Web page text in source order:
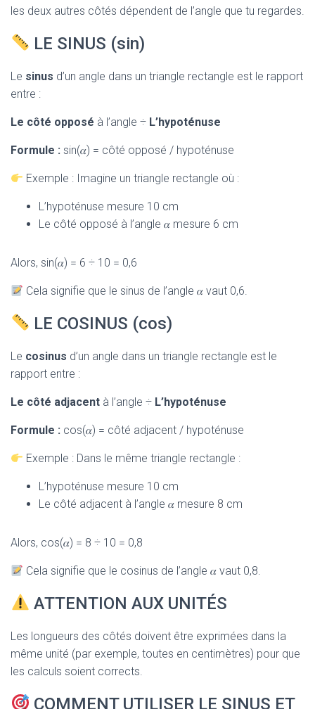
les deux autres côtés dépendent de l’angle que tu regardes.
LE SINUS (sin)
Le sinus d’un angle dans un triangle rectangle est le rapport
entre :
Le côté opposé à l’angle ÷ L’hypoténuse
Formule : sin(𝛼) = côté opposé / hypoténuse
Exemple : Imagine un triangle rectangle où :
L’hypoténuse mesure 10 cm
Le côté opposé à l’angle 𝛼 mesure 6 cm
Alors, sin(𝛼) = 6 ÷ 10 = 0,6
Cela signifie que le sinus de l’angle 𝛼 vaut 0,6.
LE COSINUS (cos)
Le cosinus d’un angle dans un triangle rectangle est le
rapport entre :
Le côté adjacent à l’angle ÷ L’hypoténuse
Formule : cos(𝛼) = côté adjacent / hypoténuse
Exemple : Dans le même triangle rectangle :
L’hypoténuse mesure 10 cm
Le côté adjacent à l’angle 𝛼 mesure 8 cm
Alors, cos(𝛼) = 8 ÷ 10 = 0,8
Cela signifie que le cosinus de l’angle 𝛼 vaut 0,8.
ATTENTION AUX UNITÉS
Les longueurs des côtés doivent être exprimées dans la
même unité (par exemple, toutes en centimètres) pour que
les calculs soient corrects.
COMMENT UTILISER LE SINUS ET